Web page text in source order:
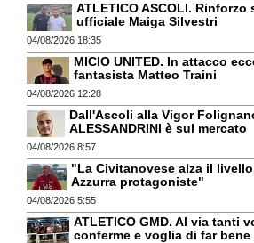
ATLETICO ASCOLI.
ufficiale Maiga Silvestri
04/08/2026 18:35
MICIO UNITED. In attacco
fantasista Matteo Traini
04/08/2026 12:28
Dall'Ascoli alla Vigor
ALESSANDRINI è sul mercato
04/08/2026 8:57
"La Civitanovese alza il
Azzurra protagoniste"
04/08/2026 5:55
ATLETICO GMD. Al via tanti
conferme e voglia di far bene